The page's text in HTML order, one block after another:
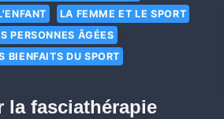
LA FEMME ET LE SPORT
PERSONNES ÂGÉES
BIENFAITS DU SPORT
la fasciathérapie